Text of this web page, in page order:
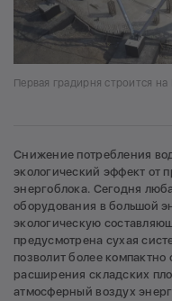
Первая градирня строится
Снижение потребления
экологический эффект от
энергоблока. Cегодня
оборудования в большой
экологическую
предусмотрена сухая
позволит более
расширения складских
атмосферный воздух